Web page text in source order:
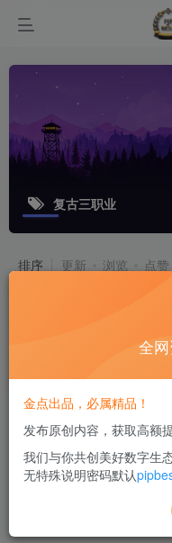
复古三职业
排序 更新 浏览 点赞
全
金点出品，必属精品！
发布原创内容，获取高额
我们与你共创美好数字生
无特殊说明密码默认